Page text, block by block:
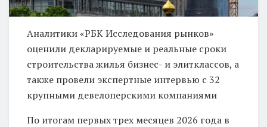
Аналитики «РБК Исследования рынков»
оценили декларируемые и реальные сроки
строительства жилья бизнес- и элитклассов, а
также провели экспертные интервью с 32
крупными девелоперскими компаниями
По итогам первых трех месяцев 2026 года в